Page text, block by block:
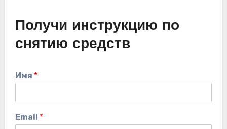
Получи инструкцию по
снятию средств
Имя *
Email *